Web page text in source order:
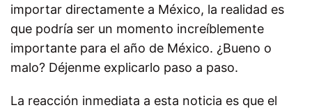
importar directamente a México, la realidad es
que podría ser un momento increíblemente
importante para el año de México. ¿Bueno o
malo? Déjenme explicarlo paso a paso.
La reacción inmediata a esta noticia es que el